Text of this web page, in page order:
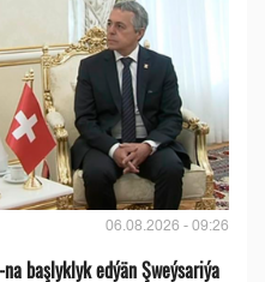
06.08.2026 - 09:26
başlyklyk edýän Şweýsariýa